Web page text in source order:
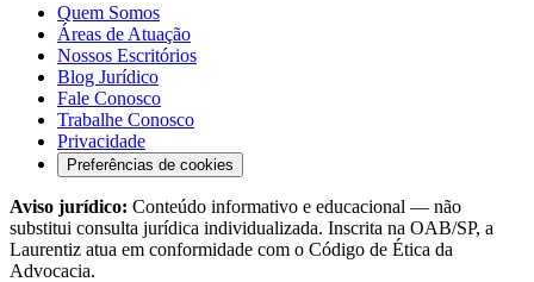
Quem Somos
Áreas de Atuação
Nossos Escritórios
Blog Jurídico
Fale Conosco
Trabalhe Conosco
Privacidade
Preferências de cookies
Aviso jurídico: Conteúdo informativo e educacional — não
substitui consulta jurídica individualizada. Inscrita na OAB/SP, a
Laurentiz atua em conformidade com o Código de Ética da
Advocacia.